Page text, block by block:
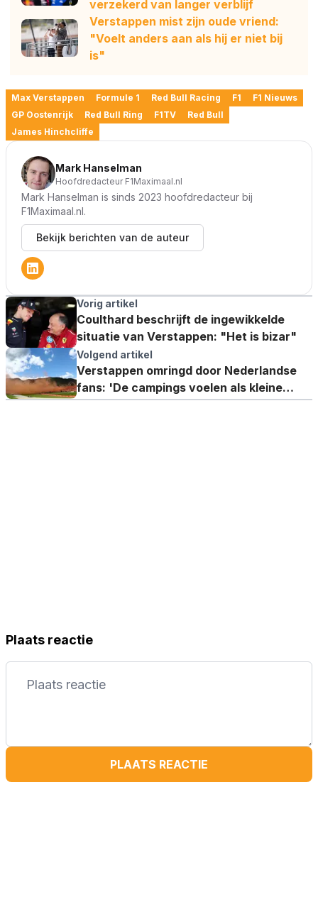
verzekerd van langer verblijf
Verstappen mist zijn oude vriend:
"Voelt anders aan als hij er niet bij
is"
Max Verstappen Formule 1 Red Bull Racing F1
F1 Nieuws
GP Oostenrijk
Red Bull Ring F1TV
Red Bull
James Hinchcliffe
Mark Hanselman
Hoofdredacteur F1Maximaal.nl
Mark Hanselman is sinds 2023 hoofdredacteur bij
F1Maximaal.nl.
Bekijk berichten van de auteur
Vorig artikel
Coulthard beschrijft de ingewikkelde
situatie van Verstappen: "Het is bizar"
Volgend artikel
Verstappen omringd door Nederlandse
fans: 'De campings voelen als kleine
dorpen'
Plaats reactie
PLAATS REACTIE